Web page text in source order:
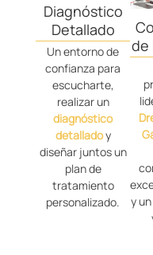
Diagnóstico
Detallado
Un entorno de
confianza para
escucharte,
realizar un
diagnóstico
detalladoy
diseñar juntos un
plan de
tratamiento
personalizado.
de
y